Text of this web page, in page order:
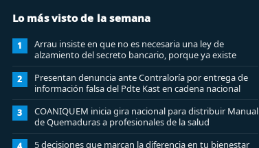
Lo más visto de la semana
1
Arrau insiste en que no es necesaria una ley de
alzamiento del secreto bancario, porque ya existe
2
Presentan denuncia ante Contraloría por entrega de
información falsa del Pdte Kast en cadena nacional
3
COANIQUEM inicia gira nacional para distribuir Manual
de Quemaduras a profesionales de la salud
5 decisiones que marcan la diferencia en tu bienestar